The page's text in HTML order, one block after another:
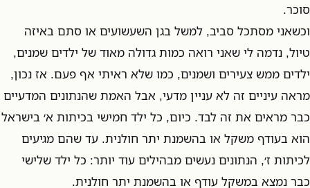
סוכר.
וכשאני מסתכל סביב, למשל בגן השעשועים או סתם באיזה
טיול, נדמה לי שאני רואה כמות גדולה מאוד של ילדים שמנים,
ילדים ממש צעירים ושמנים, כמו שלא ראיתי אף פעם. אז נכון,
מראה עיניים זה לא עניין מדעי, אבל האמת שהנתונים המדעיים
כבר מראים את זה לבד. כיום, כל ילד חמישי בכיתות א׳ בישראל
הוא בעודף משקל או בהשמנת יתר חולנית. עד שהם מגיעים
לכיתות ז׳, הנתונים נעשים מבהילים עוד יותר: כל ילד שלישי
כבר נמצא במשקל עודף או בהשמנת יתר חולנית.